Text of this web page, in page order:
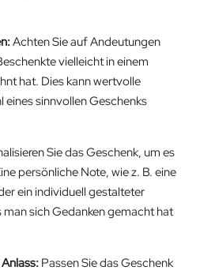
Achten Sie auf Andeutungen
vielleicht in einem
hat. Dies kann wertvolle
eines sinnvollen Geschenks
Sie das Geschenk, um es
persönliche Note, wie z. B. eine
ein individuell gestalteter
sich Gedanken gemacht hat
Passen Sie das Geschenk